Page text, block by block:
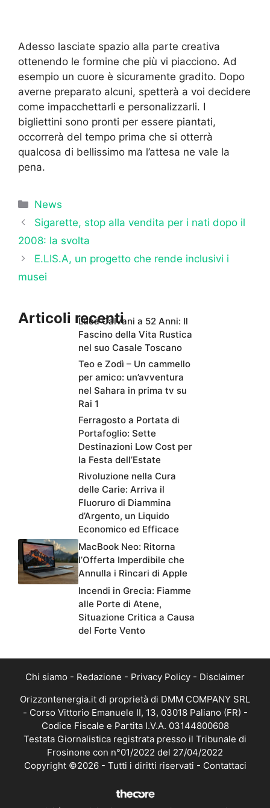
Adesso lasciate spazio alla parte creativa
ottenendo le formine che più vi piacciono. Ad
esempio un cuore è sicuramente gradito. Dopo
averne preparato alcuni, spetterà a voi decidere
come impacchettarli e personalizzarli. I
bigliettini sono pronti per essere piantati,
occorrerà del tempo prima che si otterrà
qualcosa di bellissimo ma l’attesa ne vale la
pena.
Categorie
News
Sigarette, stop alla vendita per i nati dopo il
2008: la svolta
E.LIS.A, un progetto che rende inclusivi i
musei
Articoli recentiLuca Calvani a 52 Anni: Il
Fascino della Vita Rustica
nel suo Casale Toscano
Teo e Zodì – Un cammello
per amico: un’avventura
nel Sahara in prima tv su
Rai 1
Ferragosto a Portata di
Portafoglio: Sette
Destinazioni Low Cost per
la Festa dell’Estate
Rivoluzione nella Cura
delle Carie: Arriva il
Fluoruro di Diammina
d’Argento, un Liquido
Economico ed Efficace
MacBook Neo: Ritorna
l’Offerta Imperdibile che
Annulla i Rincari di Apple
Incendi in Grecia: Fiamme
alle Porte di Atene,
Situazione Critica a Causa
del Forte Vento
Chi siamo - Redazione - Privacy Policy - Disclaimer
Orizzontenergia.it di proprietà di DMM COMPANY SRL
- Corso Vittorio Emanuele II, 13, 03018 Paliano (FR) -
Codice Fiscale e Partita I.V.A. 03144800608
Testata Giornalistica registrata presso il Tribunale di
Frosinone con n°01/2022 del 27/04/2022
Copyright ©2026 - Tutti i diritti riservati - Contattaci